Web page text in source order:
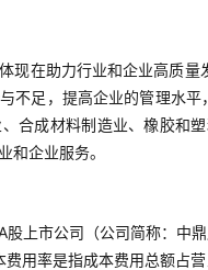
现在助力行业和企业高质
不足，提高企业的管理水
合成材料制造业、橡胶和
和企业服务。
股上市公司（公司简称：
费用率是指成本费用总额占